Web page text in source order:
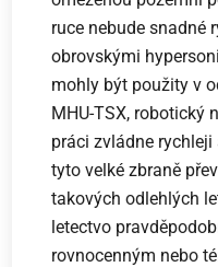
ruce nebude snadné
obrovskými
mohly být použity v
MHU-TSX, robotický
práci zvládne
tyto velké zbraně
takových odlehlých
letectvo
rovnocenným nebo